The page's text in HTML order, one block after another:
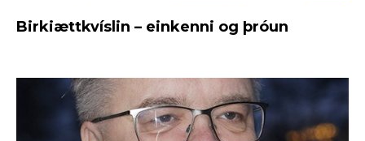
Birkiættkvíslin – einkenni og þróun